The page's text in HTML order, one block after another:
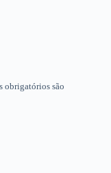
obrigatórios são